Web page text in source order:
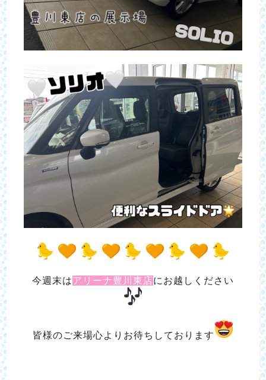
今週末はアリーナ豊川東店にお越しください
皆様のご来場心よりお待ちしております